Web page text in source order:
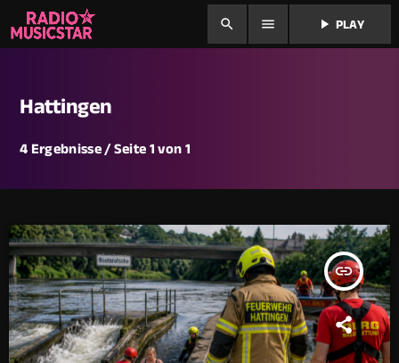
search menu play_arrow PLAY
Hattingen
4 Ergebnisse / Seite 1 von 1
insert_link